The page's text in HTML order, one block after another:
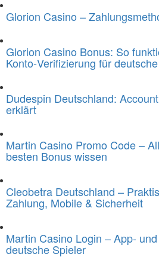
Glorion Casino –
Glorion Casino Bonus: So
Konto‑Verifizierung für
Dudespin Deutschland:
erklärt
Martin Casino Promo Code –
besten Bonus wissen
Cleobetra Deutschland –
Zahlung, Mobile & Sicherheit
Martin Casino Login – App-
deutsche Spieler